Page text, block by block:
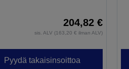
204,82 €
sis. ALV (163,20 € ilman ALV)
Pyydä takaisinsoittoa